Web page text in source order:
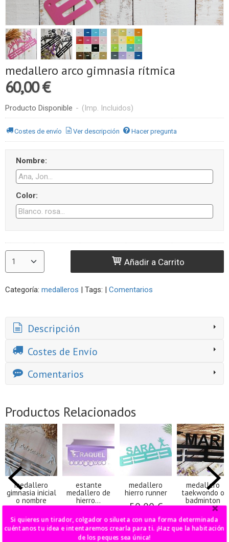
medallero arco gimnasia rítmica
60,00 €
Producto Disponible - (Imp. Incluidos)
Costes de envío Ver descripción Hacer pregunta
Nombre:
Color:
Añadir a Carrito
Categoría: medalleros | Tags: | Comentarios
Descripción
Costes de Envío
Comentarios
Productos Relacionados
medallero
gimnasia inicial
o nombre
50,00 €
estante
medallero de
hierro...
70,00 €
medallero
hierro runner
50,00 €
medallero
taekwondo o
badminton
50,00 €
Si quieres un tirador, colgador o silueta con una forma determinada
cuéntanos tu idea e intentaremos crearla para ti. ¡Haz que la habitación
de los peques sea única!